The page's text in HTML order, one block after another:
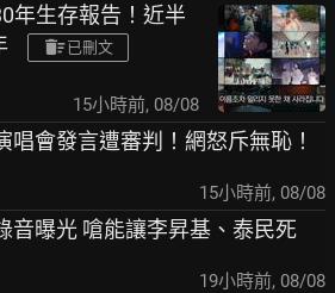
年生存報告！近半
已刪文
15小時前, 08/08
唱會發言遭審判！網怒斥無恥！
15小時前, 08/08
音曝光 嗆能讓李昇基、泰民死
19小時前, 08/08